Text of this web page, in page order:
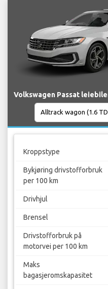
Volkswagen Passat
Kroppstype
Bykjøring drivstofforbruk
per 100 km
Drivhjul
Brensel
Drivstofforbruk på
motorvei per 100 km
Maks
bagasjeromskapasitet